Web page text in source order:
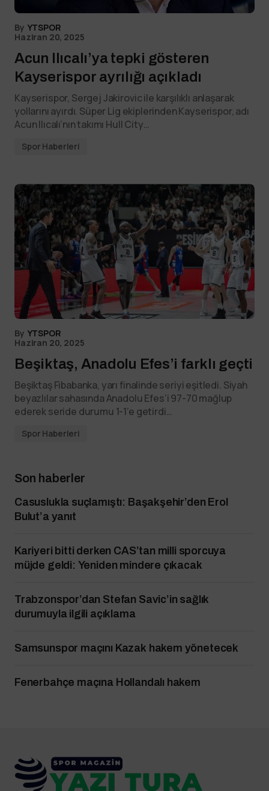
By YTSPOR
Haziran 20, 2025
Acun Ilıcalı’ya tepki gösteren
Kayserispor ayrılığı açıkladı
Kayserispor, Sergej Jakirovic ile karşılıklı anlaşarak
yollarını ayırdı. Süper Lig ekiplerinden Kayserispor, adı
Acun Ilıcalı’nın takımı Hull City…
Spor Haberleri
By YTSPOR
Haziran 20, 2025
Beşiktaş, Anadolu Efes’i farklı geçti
Beşiktaş Fibabanka, yarı finalinde seriyi eşitledi. Siyah
beyazlılar sahasında Anadolu Efes’i 97-70 mağlup
ederek seride durumu 1-1’e getirdi…
Spor Haberleri
Son haberler
Casuslukla suçlamıştı: Başakşehir’den Erol
Bulut’a yanıt
Kariyeri bitti derken CAS’tan milli sporcuya
müjde geldi: Yeniden mindere çıkacak
Trabzonspor’dan Stefan Savic’in sağlık
durumuyla ilgili açıklama
Samsunspor maçını Kazak hakem yönetecek
Fenerbahçe maçına Hollandalı hakem